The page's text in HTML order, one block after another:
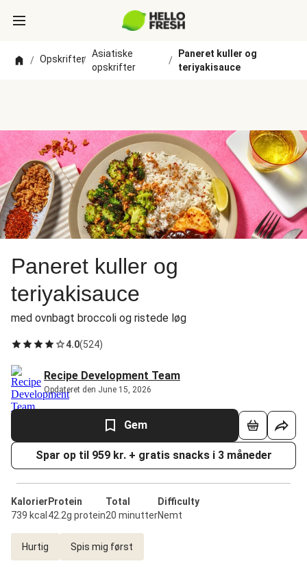
/ Opskrifter/
Asiatiske
opskrifter
/
Paneret kuller og
teriyakisauce
Paneret kuller og
teriyakisauce
med ovnbagt broccoli og ristede løg
4.0(524)
Recipe Development Team
Opdateret den June 15, 2026
Gem
Spar op til 959 kr. + gratis snacks i 3 måneder
Kalorier
739 kcal
Protein
42.2g protein
Total
20 minutter
Difficulty
Nemt
Hurtig Spis mig først